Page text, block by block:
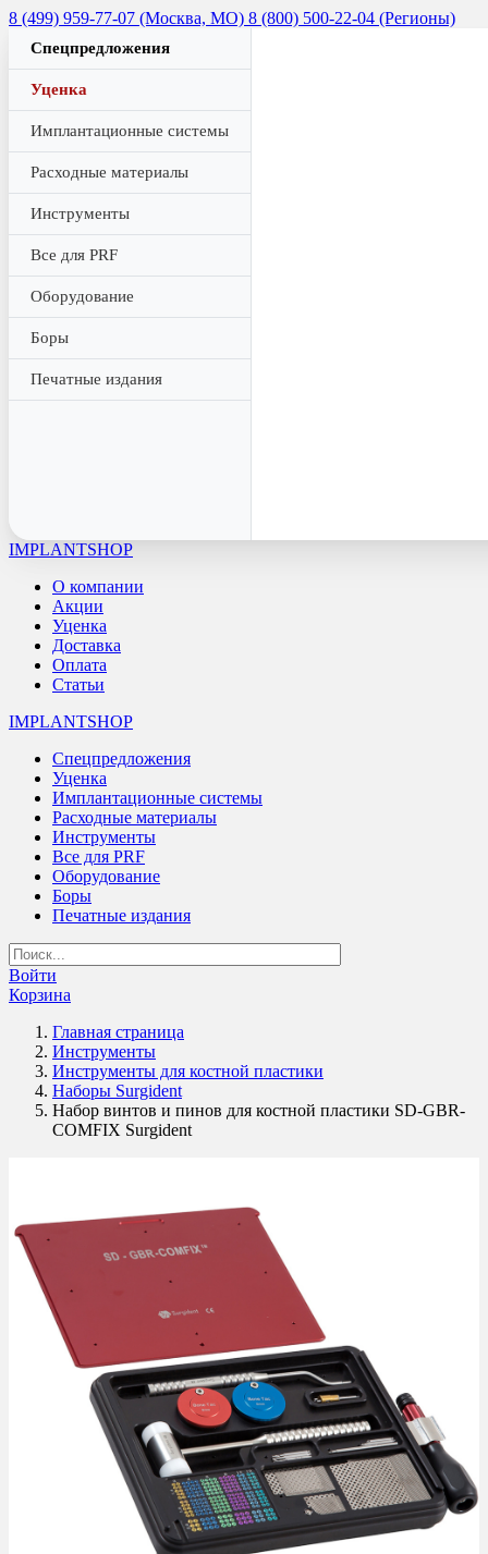
8 (499) 959-77-07 (Москва, МО) 8 (800) 500-22-04 (Регионы)
Спецпредложения
Уценка
Имплантационные системы
Расходные материалы
Инструменты
Все для PRF
Оборудование
Боры
Печатные издания
IMPLANTSHOP
О компании
Акции
Уценка
Доставка
Оплата
Статьи
IMPLANTSHOP
Спецпредложения
Уценка
Имплантационные системы
Расходные материалы
Инструменты
Все для PRF
Оборудование
Боры
Печатные издания
Войти
Корзина
Главная страница
Инструменты
Инструменты для костной пластики
Наборы Surgident
Набор винтов и пинов для костной пластики SD-GBR-
COMFIX Surgident